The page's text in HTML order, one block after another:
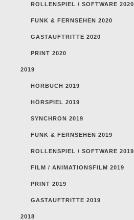
ROLLENSPIEL / SOFTWARE 2020
FUNK & FERNSEHEN 2020
GASTAUFTRITTE 2020
PRINT 2020
2019
HÖRBUCH 2019
HÖRSPIEL 2019
SYNCHRON 2019
FUNK & FERNSEHEN 2019
ROLLENSPIEL / SOFTWARE 2019
FILM / ANIMATIONSFILM 2019
PRINT 2019
GASTAUFTRITTE 2019
2018